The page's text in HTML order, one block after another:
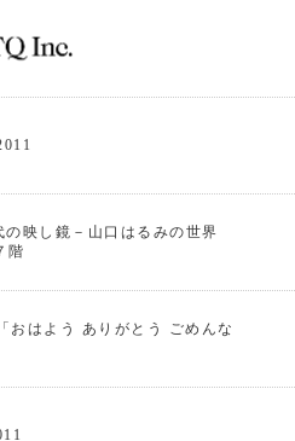
映し鏡－山口はるみの世界
階
おはよう ありがとう ごめんな